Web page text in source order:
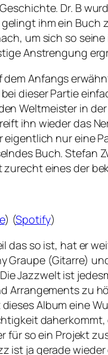
Dr. B
ihm ein
um sich so
Anstrengung
Anfangs
dieser Partie
Weltmeister in
ihn wieder das
eigentlich nur eine
Buch. Stefan
eines der
) (Spotify)
das so ist, hat er
Graupe (Gitarre)
Jazzwelt ist
Arrangements zu
Album eine
daherkommt,
für so ein Projekt
ist ja gerade